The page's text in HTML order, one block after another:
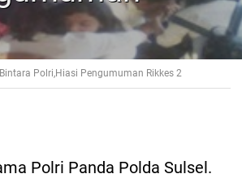
Polri,Hiasi Pengumuman Rikkes 2
Polri Panda Polda Sulsel.